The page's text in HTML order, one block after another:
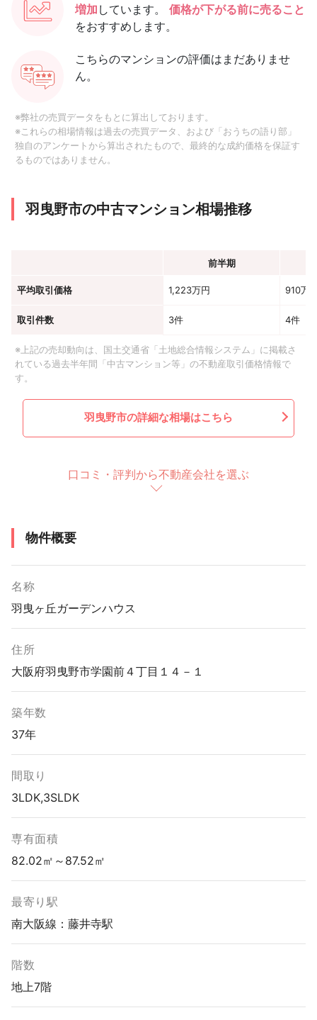
増加 しています。
価格が下がる前に売ること
をおすすめします。
こちらのマンションの評価はまだありませ
ん。
※弊社の売買データをもとに算出しております。
※これらの相場情報は過去の売買データ、および「おうちの語り部」
独自のアンケートから算出されたもので、最終的な成約価格を保証す
るものではありません。
羽曳野市の中古マンション相場推移
前半期
平均取引価格 1,223万円 910万
取引件数 3件 4件
※上記の売却動向は、国土交通省「土地総合情報システム」に掲載さ
れている過去半年間「中古マンション等」の不動産取引価格情報で
す。
羽曳野市の詳細な相場はこちら
口コミ・評判から不動産会社を選ぶ
物件概要
名称
羽曳ヶ丘ガーデンハウス
住所
大阪府羽曳野市学園前４丁目１４－１
築年数
37年
間取り
3LDK,3SLDK
専有面積
82.02㎡～87.52㎡
最寄り駅
南大阪線：藤井寺駅
階数
地上7階